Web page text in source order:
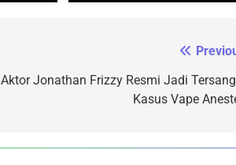
Aktor Jonathan Frizzy Resmi Jadi
Kasus Vape